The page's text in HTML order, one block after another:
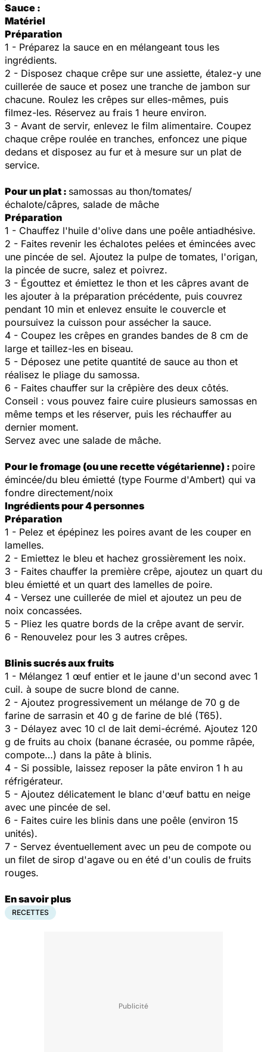
Sauce :
Matériel
Préparation
1 - Préparez la sauce en en mélangeant tous les
ingrédients.
2 - Disposez chaque crêpe sur une assiette, étalez-y une
cuillerée de sauce et posez une tranche de jambon sur
chacune. Roulez les crêpes sur elles-mêmes, puis
filmez-les. Réservez au frais 1 heure environ.
3 - Avant de servir, enlevez le film alimentaire. Coupez
chaque crêpe roulée en tranches, enfoncez une pique
dedans et disposez au fur et à mesure sur un plat de
service.
Pour un plat : samossas au thon/tomates/
échalote/câpres, salade de mâche
Préparation
1 - Chauffez l'huile d'olive dans une poêle antiadhésive.
2 - Faites revenir les échalotes pelées et émincées avec
une pincée de sel. Ajoutez la pulpe de tomates, l'origan,
la pincée de sucre, salez et poivrez.
3 - Égouttez et émiettez le thon et les câpres avant de
les ajouter à la préparation précédente, puis couvrez
pendant 10 min et enlevez ensuite le couvercle et
poursuivez la cuisson pour assécher la sauce.
4 - Coupez les crêpes en grandes bandes de 8 cm de
large et taillez-les en biseau.
5 - Déposez une petite quantité de sauce au thon et
réalisez le pliage du samossa.
6 - Faites chauffer sur la crêpière des deux côtés.
Conseil : vous pouvez faire cuire plusieurs samossas en
même temps et les réserver, puis les réchauffer au
dernier moment.
Servez avec une salade de mâche.
Pour le fromage (ou une recette végétarienne) : poire
émincée/du bleu émietté (type Fourme d'Ambert) qui va
fondre directement/noix
Ingrédients pour 4 personnes
Préparation
1 - Pelez et épépinez les poires avant de les couper en
lamelles.
2 - Emiettez le bleu et hachez grossièrement les noix.
3 - Faites chauffer la première crêpe, ajoutez un quart du
bleu émietté et un quart des lamelles de poire.
4 - Versez une cuillerée de miel et ajoutez un peu de
noix concassées.
5 - Pliez les quatre bords de la crêpe avant de servir.
6 - Renouvelez pour les 3 autres crêpes.
Blinis sucrés aux fruits
1 - Mélangez 1 œuf entier et le jaune d'un second avec 1
cuil. à soupe de sucre blond de canne.
2 - Ajoutez progressivement un mélange de 70 g de
farine de sarrasin et 40 g de farine de blé (T65).
3 - Délayez avec 10 cl de lait demi-écrémé. Ajoutez 120
g de fruits au choix (banane écrasée, ou pomme râpée,
compote…) dans la pâte à blinis.
4 - Si possible, laissez reposer la pâte environ 1 h au
réfrigérateur.
5 - Ajoutez délicatement le blanc d'œuf battu en neige
avec une pincée de sel.
6 - Faites cuire les blinis dans une poêle (environ 15
unités).
7 - Servez éventuellement avec un peu de compote ou
un filet de sirop d'agave ou en été d'un coulis de fruits
rouges.
En savoir plus
RECETTES